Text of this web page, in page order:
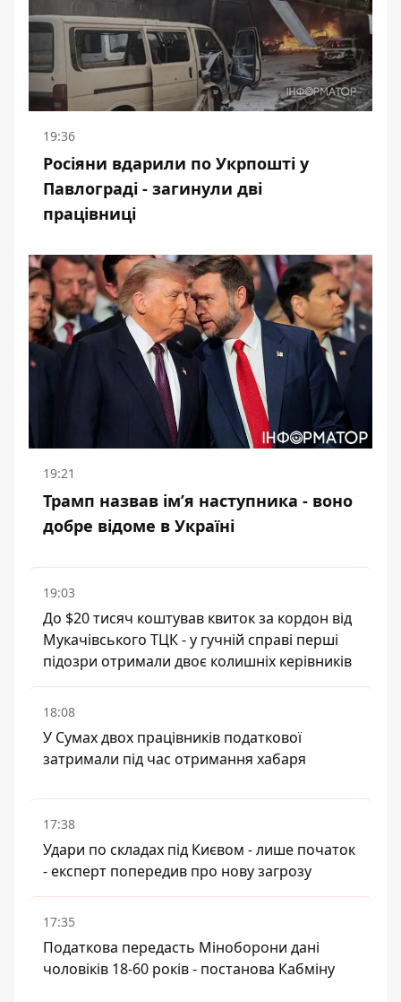
19:36
Росіяни вдарили по Укрпошті у
Павлограді - загинули дві
працівниці
19:21
Трамп назвав імʼя наступника - воно
добре відоме в Україні
19:03
До $20 тисяч коштував квиток за кордон від
Мукачівського ТЦК - у гучній справі перші
підозри отримали двоє колишніх керівників
18:08
У Сумах двох працівників податкової
затримали під час отримання хабаря
17:38
Удари по складах під Києвом - лише початок
- експерт попередив про нову загрозу
17:35
Податкова передасть Міноборони дані
чоловіків 18-60 років - постанова Кабміну